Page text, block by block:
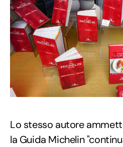
Lo stesso autore
la Guida Michelin